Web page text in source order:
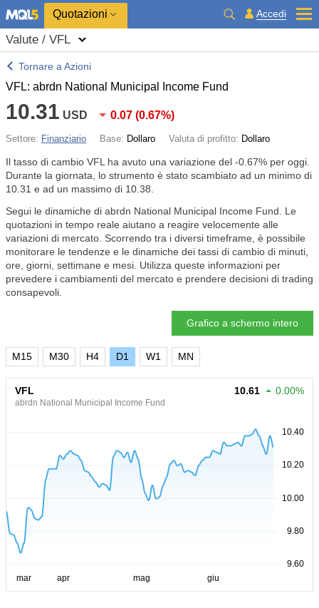
Quotazioni Accedi
Valute / VFL
Tornare a Azioni
VFL: abrdn National Municipal Income Fund
10.31 USD 0.07 (0.67%)
Settore: Finanziario Base: Dollaro Valuta di profitto: Dollaro
Il tasso di cambio VFL ha avuto una variazione del -0.67% per oggi.
Durante la giornata, lo strumento è stato scambiato ad un minimo di
10.31 e ad un massimo di 10.38.
Segui le dinamiche di abrdn National Municipal Income Fund. Le
quotazioni in tempo reale aiutano a reagire velocemente alle
variazioni di mercato. Scorrendo tra i diversi timeframe, è possibile
monitorare le tendenze e le dinamiche dei tassi di cambio di minuti,
ore, giorni, settimane e mesi. Utilizza queste informazioni per
prevedere i cambiamenti del mercato e prendere decisioni di trading
consapevoli.
Grafico a schermo intero
M15 M30 H4 D1 W1 MN
VFL
abrdn National Municipal Income Fund
10.61 0.00%